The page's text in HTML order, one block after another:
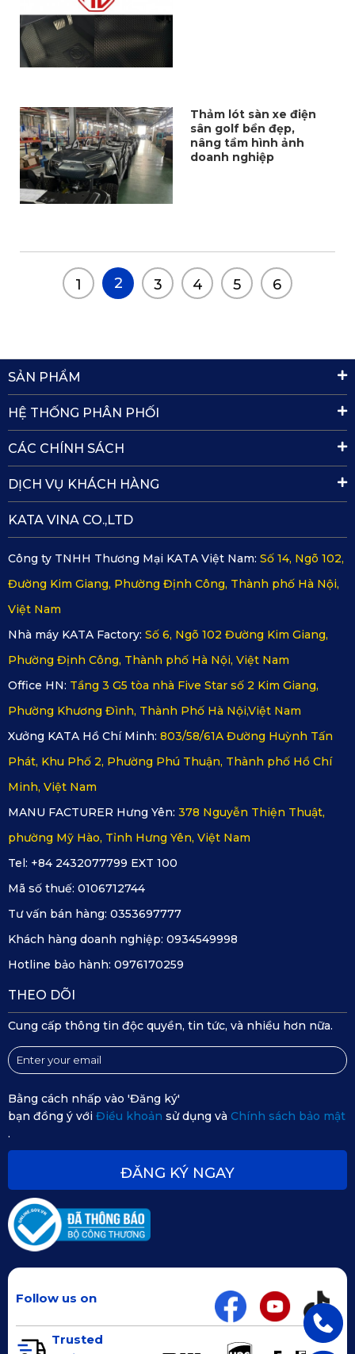
Thảm lót sàn xe điện
sân golf bền đẹp,
nâng tầm hình ảnh
doanh nghiệp
1 2 3 4 5 6
SẢN PHẨM
HỆ THỐNG PHÂN PHỐI
CÁC CHÍNH SÁCH
DỊCH VỤ KHÁCH HÀNG
KATA VINA CO.,LTD
Công ty TNHH Thương Mại KATA Việt Nam: Số 14, Ngõ 102,
Đường Kim Giang, Phường Định Công, Thành phố Hà Nội,
Việt Nam
Nhà máy KATA Factory: Số 6, Ngõ 102 Đường Kim Giang,
Phường Định Công, Thành phố Hà Nội, Việt Nam
Office HN: Tầng 3 G5 tòa nhà Five Star số 2 Kim Giang,
Phường Khương Đình, Thành Phố Hà Nội,Việt Nam
Xưởng KATA Hồ Chí Minh: 803/58/61A Đường Huỳnh Tấn
Phát, Khu Phố 2, Phường Phú Thuận, Thành phố Hồ Chí
Minh, Việt Nam
MANU FACTURER Hưng Yên: 378 Nguyễn Thiện Thuật,
phường Mỹ Hào, Tỉnh Hưng Yên, Việt Nam
Tel: +84 2432077799 EXT 100
Mã số thuế: 0106712744
Tư vấn bán hàng: 0353697777
Khách hàng doanh nghiệp: 0934549998
Hotline bảo hành: 0976170259
THEO DÕI
Cung cấp thông tin độc quyền, tin tức, và nhiều hơn nữa.
Bằng cách nhấp vào 'Đăng ký'
bạn đồng ý với Điều khoản sử dụng và Chính sách bảo mật
.
ĐĂNG KÝ NGAY
Follow us on
Trusted